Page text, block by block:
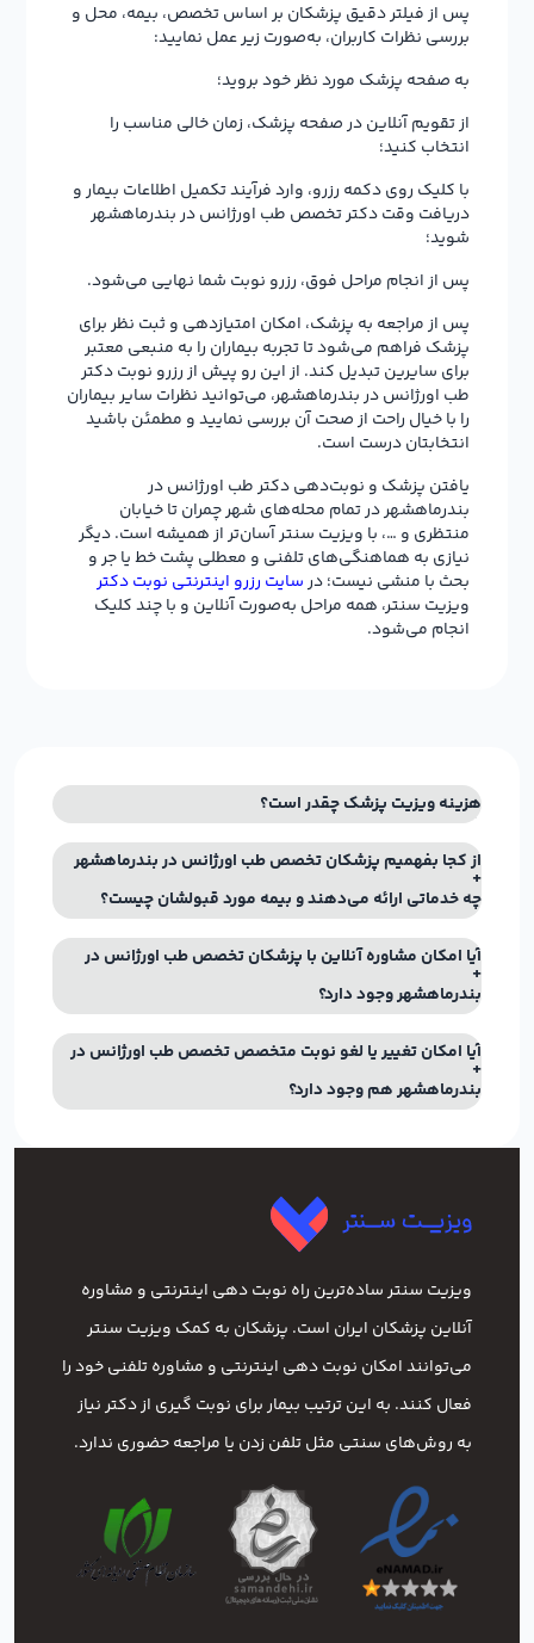
پس از فیلتر دقیق پزشکان بر اساس تخصص، بیمه، محل و
بررسی نظرات کاربران، به‌صورت زیر عمل نمایید:
به صفحه پزشک مورد نظر خود بروید؛
از تقویم آنلاین در صفحه پزشک، زمان خالی مناسب را
انتخاب کنید؛
با کلیک روی دکمه رزرو، وارد فرآیند تکمیل اطلاعات بیمار و
دریافت وقت دکتر تخصص طب اورژانس در بندرماهشهر
شوید؛
پس از انجام مراحل فوق، رزرو نوبت شما نهایی می‌شود.
پس از مراجعه به پزشک، امکان امتیازدهی و ثبت نظر برای
پزشک فراهم می‌شود تا تجربه بیماران را به منبعی معتبر
برای سایرین تبدیل کند. از این رو پیش از رزرو نوبت دکتر
طب اورژانس در بندرماهشهر، می‌توانید نظرات سایر بیماران
را با خیال راحت از صحت آن بررسی نمایید و مطمئن باشید
انتخابتان درست است.
یافتن پزشک و نوبت‌دهی دکتر طب اورژانس در
بندرماهشهر در تمام محله‌های شهر چمران تا خیابان
منتظری و …، با ویزیت سنتر آسان‌تر از همیشه است. دیگر
نیازی به هماهنگی‌های تلفنی و معطلی پشت خط یا جر و
بحث با منشی نیست؛ درسایت رزرو اینترنتی نوبت دکتر
ویزیت سنتر، همه مراحل به‌صورت آنلاین و با چند کلیک
انجام می‌شود.
هزینه ویزیت پزشک چقدر است؟
از کجا بفهمیم پزشکان تخصص طب اورژانس در بندرماهشهر
چه خدماتی ارائه می‌دهند و بیمه مورد قبولشان چیست؟
آیا امکان مشاوره آنلاین با پزشکان تخصص طب اورژانس در
بندرماهشهر وجود دارد؟
آیا امکان تغییر یا لغو نوبت متخصص تخصص طب اورژانس در
بندرماهشهر هم وجود دارد؟
ویزیت سنتر ساده‌ترین راه نوبت‌ دهی اینترنتی و مشاوره
آنلاین پزشکان ایران است. پزشکان به کمک ویزیت سنتر
می‌توانند امکان نوبت دهی اینترنتی و مشاوره تلفنی خود را
فعال کنند. به این ترتیب بیمار برای نوبت گیری از دکتر نیاز
به روش‌های سنتی مثل تلفن زدن یا مراجعه حضوری ندارد.